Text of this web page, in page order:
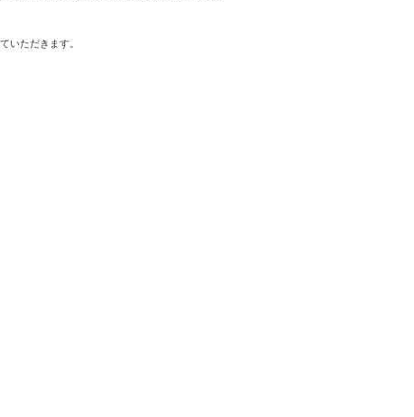
いただきます。